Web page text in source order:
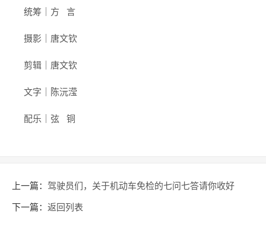
统筹｜方 言
摄影｜唐文钦
剪辑｜唐文钦
文字｜陈沅滢
配乐｜弦 铜
上一篇： 驾驶员们，关于机动车免检的七问七答请你收好
下一篇： 返回列表